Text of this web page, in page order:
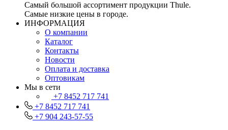
Самый большой ассортимент продукции Thule.
Самые низкие цены в городе.
ИНФОРМАЦИЯ
О компании
Каталог
Контакты
Новости
Оплата и доставка
Оптовикам
Мы в сети
+7 8452 717 741
+7 8452 717 741
+7 904 243-57-55